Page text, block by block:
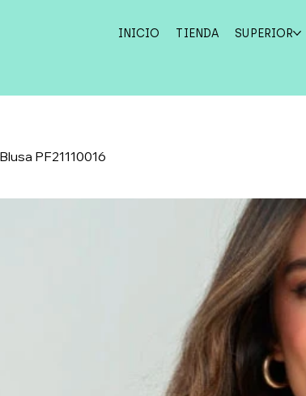
INICIO TIENDA SUPERIOR
Blusa PF21110016